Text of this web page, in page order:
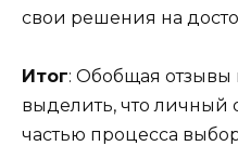
свои решения на
Итог: Обобщая отзывы
выделить, что личный
частью процесса